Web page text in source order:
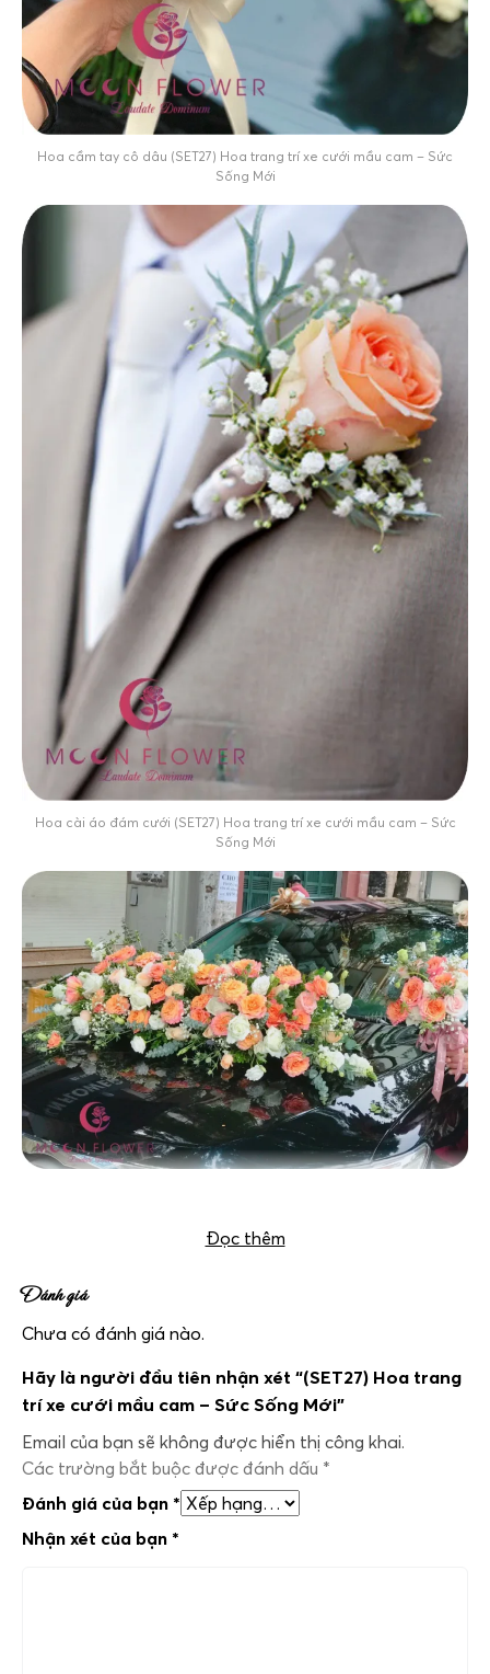
Hoa cầm tay cô dâu (SET27) Hoa trang trí xe cưới mầu cam – Sức
Sống Mới
Hoa cài áo đám cưới (SET27) Hoa trang trí xe cưới mầu cam – Sức
Sống Mới
Đọc thêm
Đánh giá
Chưa có đánh giá nào.
Hãy là người đầu tiên nhận xét “(SET27) Hoa trang
trí xe cưới mầu cam – Sức Sống Mới”
Email của bạn sẽ không được hiển thị công khai.
Các trường bắt buộc được đánh dấu *
Đánh giá của bạn *
Nhận xét của bạn *